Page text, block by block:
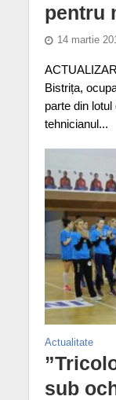
pentru
14 martie
Bistrița,
parte din
tehnicianul...
Actualitate
sub